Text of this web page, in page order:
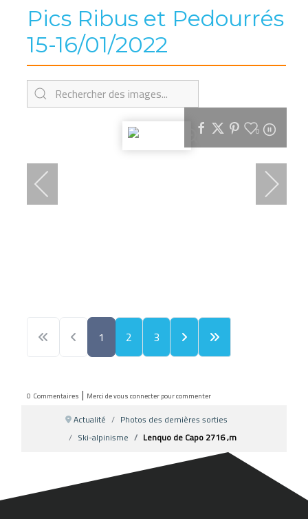
Pics Ribus et Pedourrés
15-16/01/2022
0
1 2 3
0 Commentaires | Merci de vous connecter pour commenter
Actualité
Photos des dernières sorties
Ski-alpinisme
Lenquo de Capo 2716 ,m